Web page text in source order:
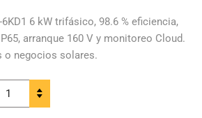
era:
$1.301.096.
es:
$1.105.932.
6 kW trifásico, 98.6 % eficiencia,
arranque 160 V y monitoreo Cloud.
o negocios solares.
-